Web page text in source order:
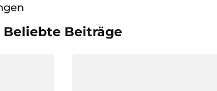
Beliebte Beiträge